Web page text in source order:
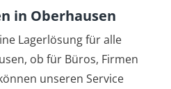
in Oberhausen
Lagerlösung für alle
ob für Büros, Firmen
unseren Service